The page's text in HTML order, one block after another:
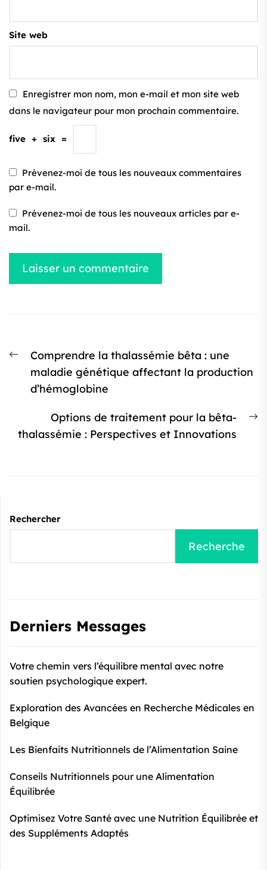
Site web
Enregistrer mon nom, mon e-mail et mon site web
dans le navigateur pour mon prochain commentaire.
five + six =
Prévenez-moi de tous les nouveaux commentaires
par e-mail.
Prévenez-moi de tous les nouveaux articles par e-
mail.
de
l’article
Article
précédent
Comprendre la thalassémie bêta : une
maladie génétique affectant la production
d’hémoglobine
Options de traitement pour la bêta-
thalassémie : Perspectives et Innovations
Rechercher
Recherche
Derniers Messages
Votre chemin vers l’équilibre mental avec notre
soutien psychologique expert.
Exploration des Avancées en Recherche Médicales en
Belgique
Les Bienfaits Nutritionnels de l’Alimentation Saine
Conseils Nutritionnels pour une Alimentation
Équilibrée
Optimisez Votre Santé avec une Nutrition Équilibrée et
des Suppléments Adaptés